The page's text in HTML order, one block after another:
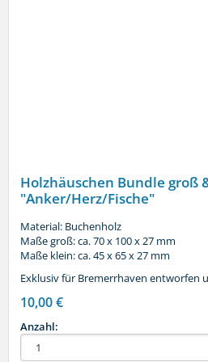
Holzhäuschen Bundle groß
"Anker/Herz/Fische"
Material: Buchenholz
Maße groß: ca. 70 x 100 x 27 mm
Maße klein: ca. 45 x 65 x 27 mm
Exklusiv für Bremerrhaven entworfen
10,00 €
Anzahl: